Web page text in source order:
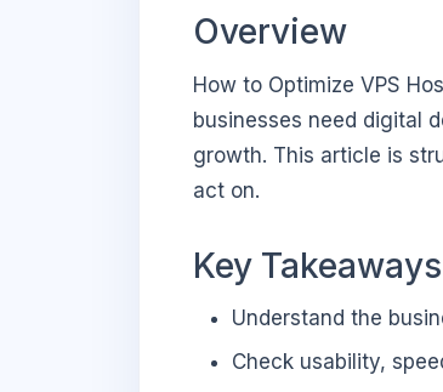
Overview
How to Optimize VPS
businesses need digital
growth. This article is
act on.
Key Takeaways
Understand the
Check usability,